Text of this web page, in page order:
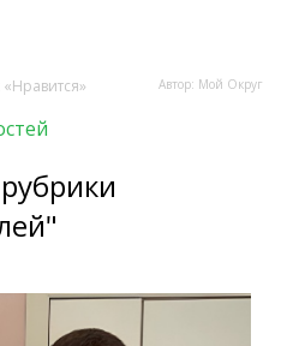
Автор: Мой Округ